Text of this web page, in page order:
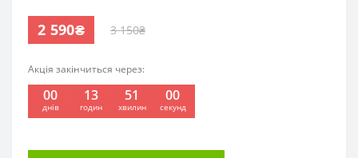
2 590₴ 3 150₴
Акція закінчиться через:
00
днів
13
годин
50
хвилин
59
секунд